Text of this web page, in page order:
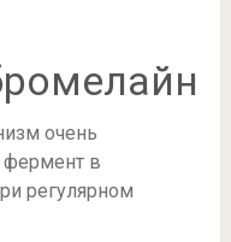
очень
фермент в
регулярном